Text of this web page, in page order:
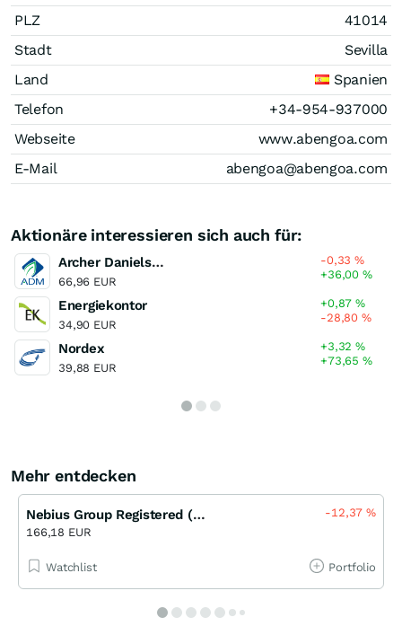
PLZ
41014
Stadt
Sevilla
Land
Spanien
Telefon
+34-954-937000
Webseite
www.abengoa.com
E-Mail
abengoa@abengoa.com
Aktionäre interessieren sich auch für:
Archer Daniels Midland Company
66,96 EUR
-0,33%
+36,00%
Energiekontor
34,90 EUR
+0,87%
-28,80%
Nordex
39,88 EUR
+3,32%
+73,65%
Mehr entdecken
Nebius Group Registered (A)
166,18 EUR
-12,37%
Watchlist Portfolio